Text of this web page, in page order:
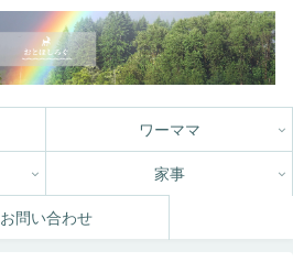
ワーママ
家事
お問い合わせ